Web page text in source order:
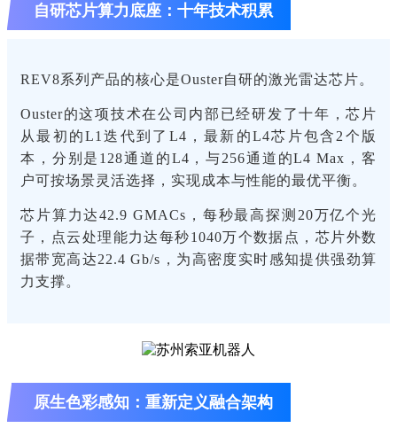
自研芯片算力底座：十年技术积累
REV8系列产品的核心是Ouster自研的激光雷达芯片。
Ouster的这项技术在公司内部已经研发了十年，芯片
从最初的L1迭代到了L4，最新的L4芯片包含2个版
本，分别是128通道的L4，与256通道的L4 Max，客
户可按场景灵活选择，实现成本与性能的最优平衡。
芯片算力达42.9 GMACs，每秒最高探测20万亿个光
子，点云处理能力达每秒1040万个数据点，芯片外数
据带宽高达22.4 Gb/s，为高密度实时感知提供强劲算
力支撑。
原生色彩感知：重新定义融合架构